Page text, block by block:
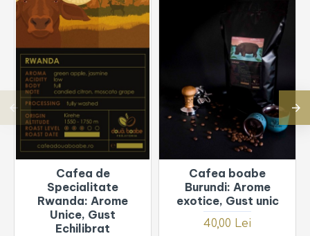
Cafea de
Specialitate
Rwanda: Arome
Unice, Gust
Echilibrat
Cafea boabe
Burundi: Arome
exotice, Gust unic
40,00 Lei